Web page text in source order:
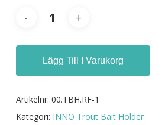
Lägg Till I Varukorg
Artikelnr: 00.TBH.RF-1
Kategori: INNO Trout Bait Holder